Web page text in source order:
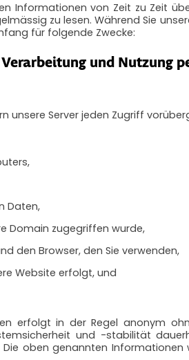
Informationen von Zeit zu Zeit
zu lesen. Während Sie
für folgende Zwecke:
und Nutzung
unsere Server jeden Zugriff
Daten,
Domain zugegriffen wurde,
den Browser, den Sie verwenden,
Website erfolgt, und
erfolgt in der Regel anonym
und -stabilität
oben genannten